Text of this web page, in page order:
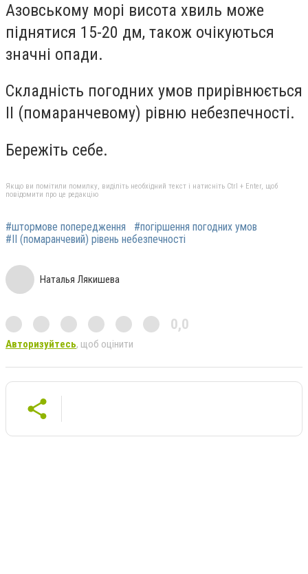
Азовському морі висота хвиль може
піднятися 15-20 дм, також очікуються
значні опади.
Складність погодних умов прирівнюється
ІІ (помаранчевому) рівню небезпечності.
Бережіть себе.
Якщо ви помітили помилку, виділіть необхідний текст і натисніть Ctrl + Enter, щоб
повідомити про це редакцію
#штормове попередження
#погіршення погодних умов
#ІІ (помаранчевий) рівень небезпечності
Наталья Лякишева
0,0
Авторизуйтесь, щоб оцінити